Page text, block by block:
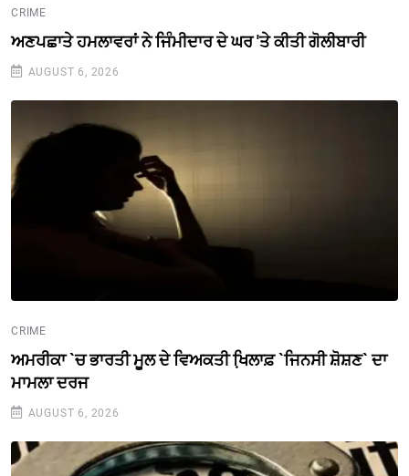
CRIME
ਅਣਪਛਾਤੇ ਹਮਲਾਵਰਾਂ ਨੇ ਜਿੰਮੀਦਾਰ ਦੇ ਘਰ 'ਤੇ ਕੀਤੀ ਗੋਲੀਬਾਰੀ
AUGUST 6, 2026
CRIME
ਅਮਰੀਕਾ `ਚ ਭਾਰਤੀ ਮੂਲ ਦੇ ਵਿਅਕਤੀ ਖਿ਼ਲਾਫ਼ `ਜਿਨਸੀ ਸ਼ੋਸ਼ਣ` ਦਾ
ਮਾਮਲਾ ਦਰਜ
AUGUST 6, 2026